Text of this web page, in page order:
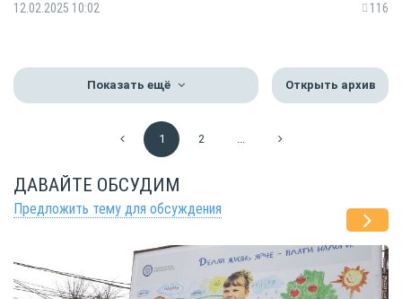
12.02.2025 10:02 116
Показать ещё Открыть архив
1 2
ДАВАЙТЕ ОБСУДИМ
Предложить тему для обсуждения